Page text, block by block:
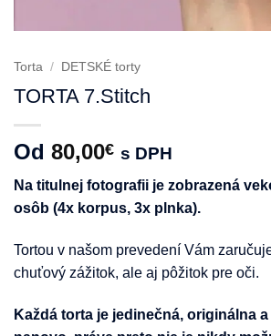
Torta / DETSKÉ torty
TORTA 7.Stitch
Od 80,00€ s DPH
Na titulnej fotografii je zobrazená
osôb (4x korpus, 3x plnka).
Tortou v našom prevedení Vám
chuťový zážitok, ale aj pôžitok pre oči.
Každá torta je jedinečná, originálna